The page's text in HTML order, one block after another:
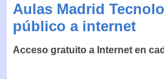
Aulas Madrid
público a internet
Acceso gratuito a Internet en